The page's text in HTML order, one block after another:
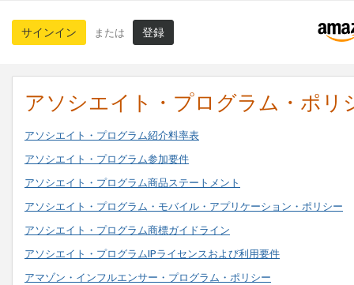
サインイン または 登録
アソシエイト・プログラム・ポリ
アソシエイト・プログラム紹介料率表
アソシエイト・プログラム参加要件
アソシエイト・プログラム商品ステートメント
アソシエイト・プログラム・モバイル・アプリケーション・ポリシー
アソシエイト・プログラム商標ガイドライン
アソシエイト・プログラムIPライセンスおよび利用要件
アマゾン・インフルエンサー・プログラム・ポリシー